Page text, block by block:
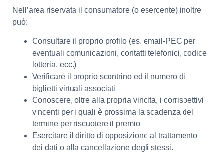
Nell’area riservata il consumatore (o esercente) inoltre
può:
Consultare il proprio profilo (es. email-PEC per
eventuali comunicazioni, contatti telefonici, codice
lotteria, ecc.)
Verificare il proprio scontrino ed il numero di
biglietti virtuali associati
Conoscere, oltre alla propria vincita, i corrispettivi
vincenti per i quali è prossima la scadenza del
termine per riscuotere il premio
Esercitare il diritto di opposizione al trattamento
dei dati o alla cancellazione degli stessi.